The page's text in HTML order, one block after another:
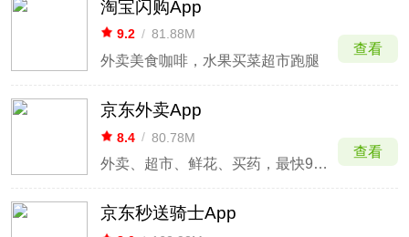
淘宝闪购App
9.2 / 81.88M
外卖美食咖啡，水果买菜超市跑腿
查看
京东外卖App
8.4 / 80.78M
外卖、超市、鲜花、买药，最快9分钟送到手
查看
京东秒送骑士App